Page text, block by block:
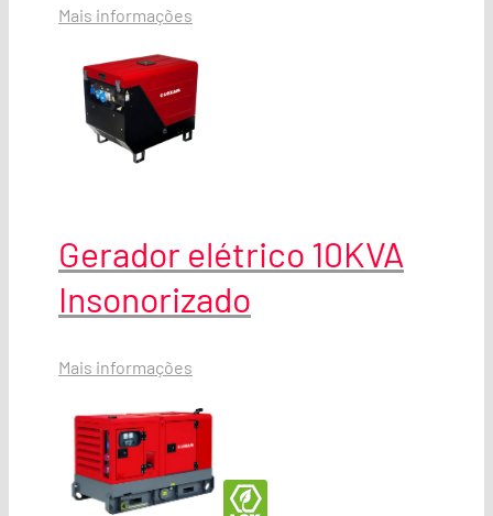
Mais informações
Gerador elétrico 10KVA
Insonorizado
Mais informações